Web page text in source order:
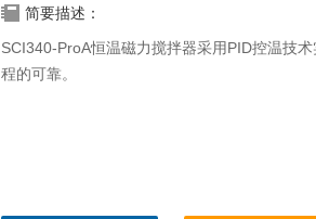
简要描述：
SCI340-ProA恒温磁力搅拌器采用PID控温技
程的可靠。